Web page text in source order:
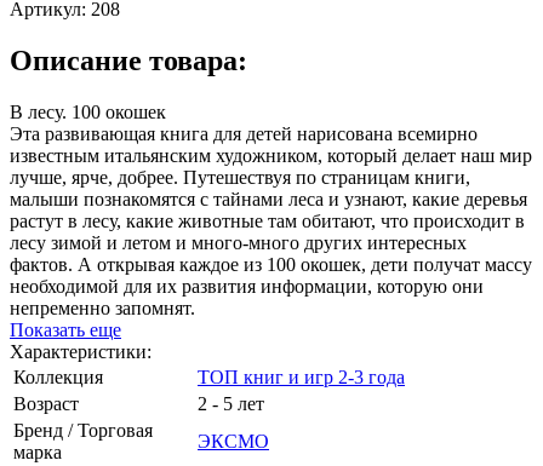
Артикул: 208
Описание товара:
В лесу. 100 окошек
Эта развивающая книга для детей нарисована всемирно
известным итальянским художником, который делает наш мир
лучше, ярче, добрее. Путешествуя по страницам книги,
малыши познакомятся с тайнами леса и узнают, какие деревья
растут в лесу, какие животные там обитают, что происходит в
лесу зимой и летом и много-много других интересных
фактов. А открывая каждое из 100 окошек, дети получат массу
необходимой для их развития информации, которую они
непременно запомнят.
Показать еще
Характеристики:
Коллекция
ТОП книг и игр 2-3 года
Возраст
2 - 5 лет
Бренд / Торговая
марка
ЭКСМО